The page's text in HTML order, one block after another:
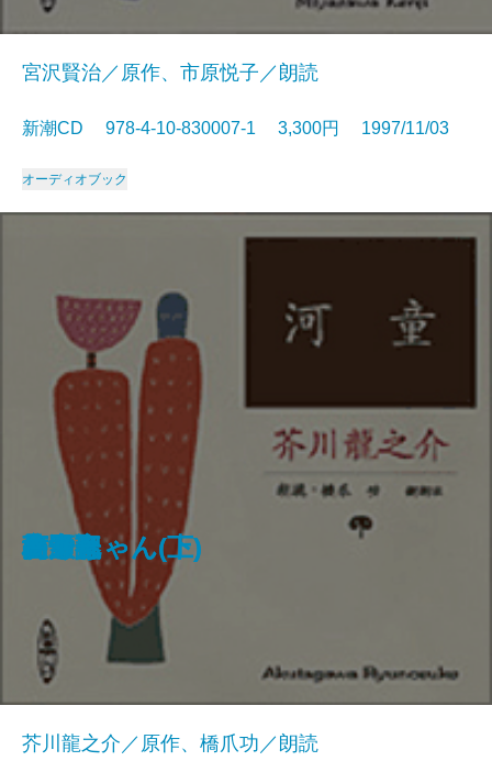
銀河鉄道の夜
父の詫び状
雨あがる
ぼくの愛読詩集
走れメロス
『智恵子抄』より
風の又三郎
宮沢賢治／原作、市原悦子／朗読
新潮CD 978-4-10-830007-1 3,300円 1997/11/03
オーディオブック
河童
芥川龍之介／原作、橋爪功／朗読
杜子春
高野聖
山月記
夢十夜
坊っちゃん(上)
坊っちゃん(下)
高瀬舟